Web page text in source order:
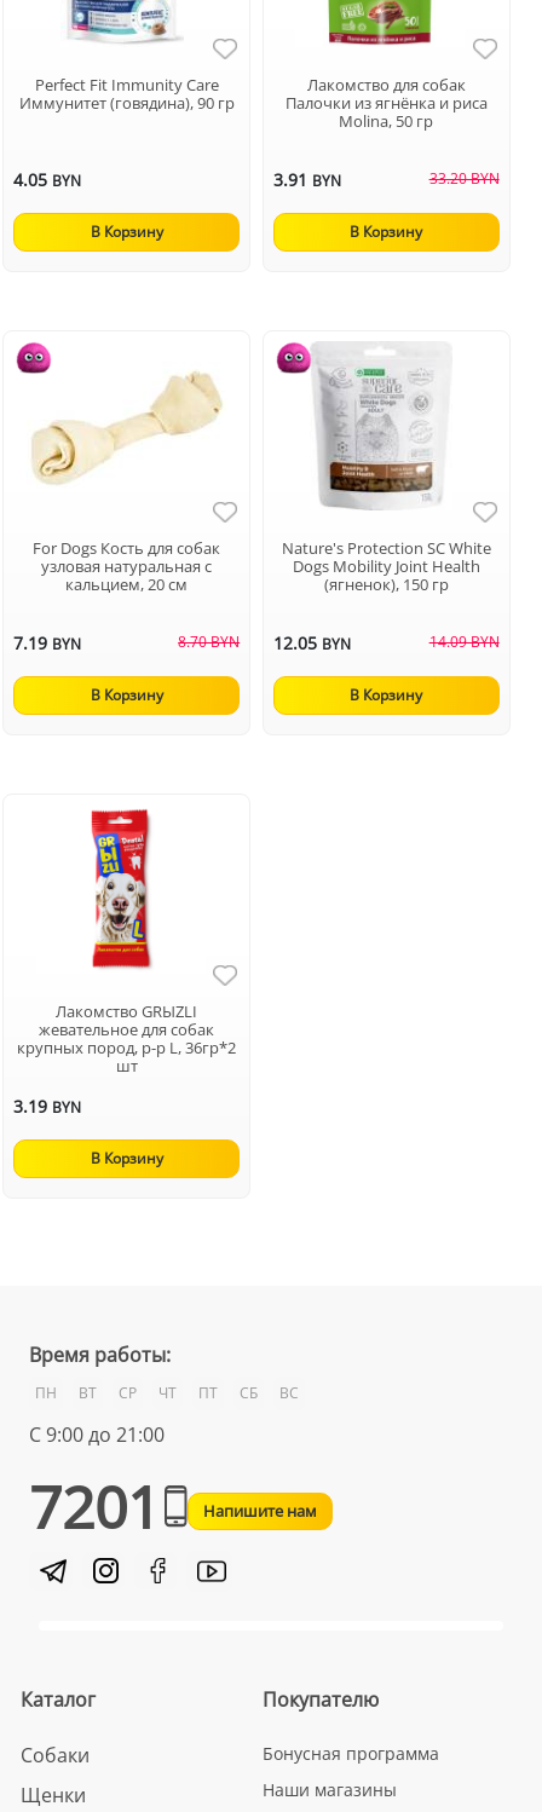
Perfect Fit Immunity Care
Иммунитет (говядина), 90 гр
4.05 BYN
В Корзину
Лакомство для собак
Палочки из ягнёнка и риса
Molina, 50 гр
3.91 BYN 33.20 BYN
В Корзину
For Dogs Кость для собак
узловая натуральная с
кальцием, 20 см
7.19 BYN 8.70 BYN
В Корзину
Nature's Protection SC White
Dogs Mobility Joint Health
(ягненок), 150 гр
12.05 BYN 14.09 BYN
В Корзину
Лакомство GRЫZLI
жевательное для собак
крупных пород, р-р L, 36гр*2
шт
3.19 BYN
В Корзину
Время работы:
ПН ВТ СР ЧТ ПТ СБ ВС
С 9:00 до 21:00
7201 Напишите нам
Каталог
Собаки
Щенки
Покупателю
Бонусная программа
Наши магазины